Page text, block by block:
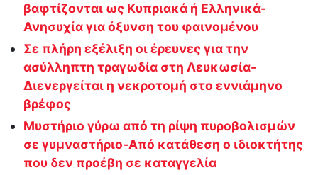
βαφτίζονται ως Κυπριακά ή Ελληνικά-
Ανησυχία για όξυνση του φαινομένου
Σε πλήρη εξέλιξη οι έρευνες για την
ασύλληπτη τραγωδία στη Λευκωσία-
Διενεργείται η νεκροτομή στο εννιάμηνο
βρέφος
Μυστήριο γύρω από τη ρίψη πυροβολισμών
σε γυμναστήριο-Από κατάθεση ο ιδιοκτήτης
που δεν προέβη σε καταγγελία